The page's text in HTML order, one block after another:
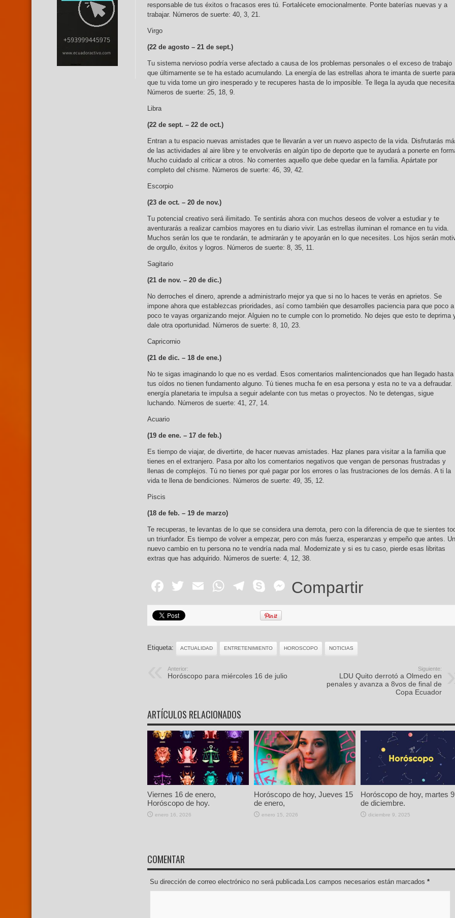
responsable de tus éxitos o fracasos eres tú. Fortalécete emocionalmente. Ponte baterías nuevas y a
trabajar. Números de suerte: 40, 3, 21.
Virgo
(22 de agosto – 21 de sept.)
Tu sistema nervioso podría verse afectado a causa de los problemas personales o el exceso de trabajo
que últimamente se te ha estado acumulando. La energía de las estrellas ahora te imanta de suerte para
que tu vida tome un giro inesperado y te recuperes hasta de lo imposible. Te llega la ayuda que
Números de suerte: 25, 18, 9.
Libra
(22 de sept. – 22 de oct.)
Entran a tu espacio nuevas amistades que te llevarán a ver un nuevo aspecto de la vida. Disfrutarás
de las actividades al aire libre y te envolverás en algún tipo de deporte que te ayudará a ponerte en
Mucho cuidado al criticar a otros. No comentes aquello que debe quedar en la familia. Apártate por
completo del chisme. Números de suerte: 46, 39, 42.
Escorpio
(23 de oct. – 20 de nov.)
Tu potencial creativo será ilimitado. Te sentirás ahora con muchos deseos de volver a estudiar y te
aventurarás a realizar cambios mayores en tu diario vivir. Las estrellas iluminan el romance en tu vida.
Muchos serán los que te rondarán, te admirarán y te apoyarán en lo que necesites. Los hijos serán
de orgullo, éxitos y logros. Números de suerte: 8, 35, 11.
Sagitario
(21 de nov. – 20 de dic.)
No derroches el dinero, aprende a administrarlo mejor ya que si no lo haces te verás en aprietos. Se
impone ahora que establezcas prioridades, así como también que desarrolles paciencia para que poco a
poco te vayas organizando mejor. Alguien no te cumple con lo prometido. No dejes que esto te deprima
dale otra oportunidad. Números de suerte: 8, 10, 23.
Capricornio
(21 de dic. – 18 de ene.)
No te sigas imaginando lo que no es verdad. Esos comentarios malintencionados que han llegado hasta
tus oídos no tienen fundamento alguno. Tú tienes mucha fe en esa persona y esta no te va a defraudar.
energía planetaria te impulsa a seguir adelante con tus metas o proyectos. No te detengas, sigue
luchando. Números de suerte: 41, 27, 14.
Acuario
(19 de ene. – 17 de feb.)
Es tiempo de viajar, de divertirte, de hacer nuevas amistades. Haz planes para visitar a la familia que
tienes en el extranjero. Pasa por alto los comentarios negativos que vengan de personas frustradas y
llenas de complejos. Tú no tienes por qué pagar por los errores o las frustraciones de los demás. A ti la
vida te llena de bendiciones. Números de suerte: 49, 35, 12.
Piscis
(18 de feb. – 19 de marzo)
Te recuperas, te levantas de lo que se considera una derrota, pero con la diferencia de que te sientes
un triunfador. Es tiempo de volver a empezar, pero con más fuerza, esperanzas y empeño que antes. Un
nuevo cambio en tu persona no te vendría nada mal. Modernizate y si es tu caso, pierde esas libritas
extras que has adquirido. Números de suerte: 4, 12, 38.
Facebook
Twitter
EmailWhatsApp
Telegram
SkypeMessenger
Compartir
Etiqueta: ACTUALIDAD ENTRETENIMIENTO HOROSCOPO NOTICIAS
Anterior:
Horóscopo para miércoles 16 de julio
Siguiente:
LDU Quito derrotó a Olmedo en
penales y avanza a 8vos de final de
Copa Ecuador
ARTÍCULOS RELACIONADOS
Viernes 16 de enero,
Horóscopo de hoy.
enero 16, 2026
Horóscopo de hoy, Jueves 15
de enero,
enero 15, 2026
Horóscopo de hoy, martes 9
de diciembre.
diciembre 9, 2025
COMENTAR
Su dirección de correo electrónico no será publicada.Los campos necesarios están marcados *